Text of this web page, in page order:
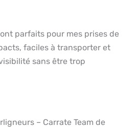
parfaits pour mes prises de
faciles à transporter et
sans être trop
– Carrate Team de